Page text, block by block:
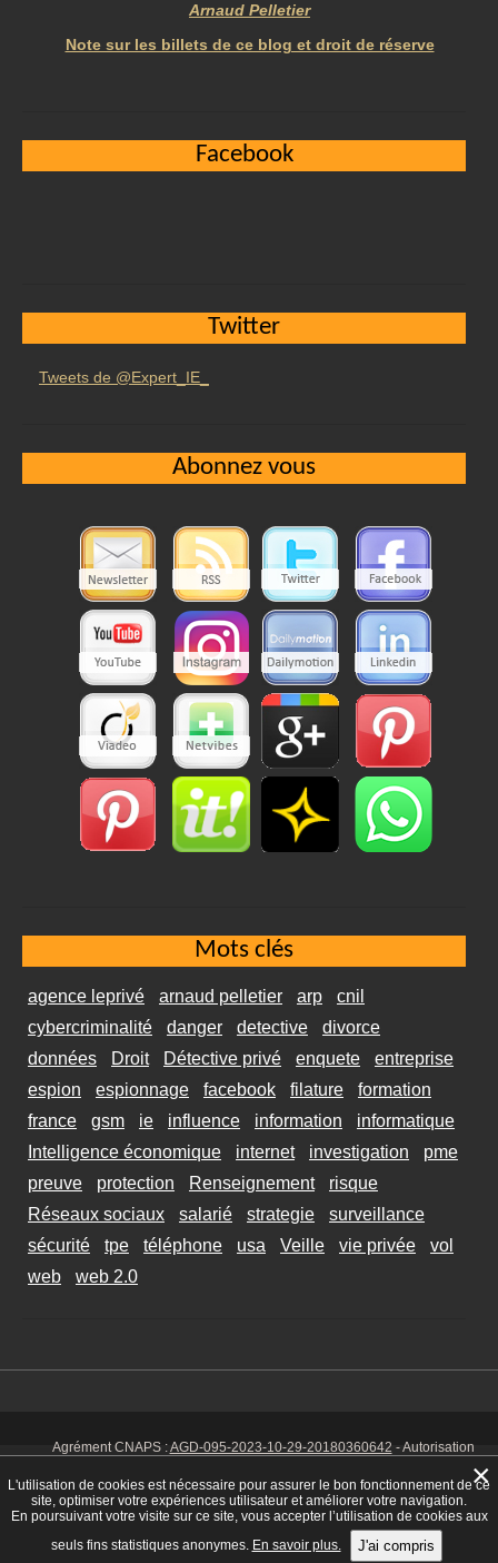
Arnaud Pelletier
Note sur les billets de ce blog et droit de réserve
Facebook
Twitter
Tweets de @Expert_IE_
Abonnez vous
Mots clés
agence leprivé arnaud pelletier arp
cnil
cybercriminalité
danger detective
divorce
données
Droit Détective privé enquete
entreprise
espion
espionnage facebook filature
formation
france
gsm ie influence information
informatique
Intelligence économique
internet investigation
pme
preuve
protection Renseignement
risque
Réseaux sociaux
salarié strategie
surveillance
sécurité
tpe téléphone usa Veille vie privée
vol
web
web 2.0
Agrément CNAPS :AGD-095-2023-10-29-20180360642 - Autorisation
925 00038 - Code NAF 8030 Z -Mentions Légales-CookiesTél. : 06 14
01 75 32
L'utilisation de cookies est nécessaire pour assurer le bon fonctionnement de ce
site, optimiser votre expériences utilisateur et améliorer votre navigation.
En poursuivant votre visite sur ce site, vous accepter l’utilisation de cookies aux
seuls fins statistiques anonymes. En savoir plus. J'ai compris
×